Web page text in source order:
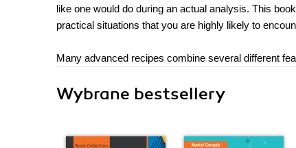
like one would do during an actual analysis. This
practical situations that you are highly likely to
Many advanced recipes combine several different
Wybrane bestsellery